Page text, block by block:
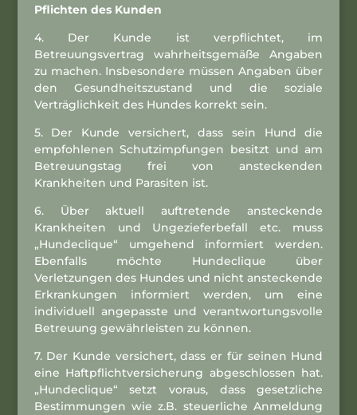
Pflichten des Kunden
4. Der Kunde ist verpflichtet, im
Betreuungsvertrag wahrheitsgemäße Angaben
zu machen. Insbesondere müssen Angaben über
den Gesundheitszustand und die soziale
Verträglichkeit des Hundes korrekt sein.
5. Der Kunde versichert, dass sein Hund die
empfohlenen Schutzimpfungen besitzt und am
Betreuungstag frei von ansteckenden
Krankheiten und Parasiten ist.
6. Über aktuell auftretende ansteckende
Krankheiten und Ungezieferbefall etc. muss
„Hundeclique“ umgehend informiert werden.
Ebenfalls möchte Hundeclique über
Verletzungen des Hundes und nicht ansteckende
Erkrankungen informiert werden, um eine
individuell angepasste und verantwortungsvolle
Betreuung gewährleisten zu können.
7. Der Kunde versichert, dass er für seinen Hund
eine Haftpflichtversicherung abgeschlossen hat.
„Hundeclique“ setzt voraus, dass gesetzliche
Bestimmungen wie z.B. steuerliche Anmeldung